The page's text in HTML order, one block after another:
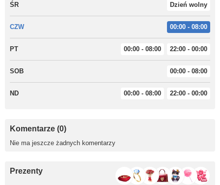
ŚR Dzień wolny
CZW 00:00 - 08:00
PT 00:00 - 08:00 22:00 - 00:00
SOB 00:00 - 08:00
ND 00:00 - 08:00 22:00 - 00:00
Komentarze (0)
Nie ma jeszcze żadnych komentarzy
Prezenty